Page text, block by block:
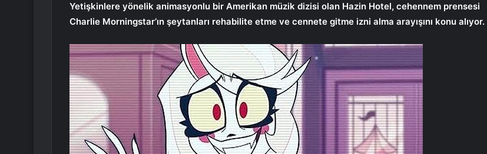
Yetişkinlere yönelik animasyonlu bir Amerikan müzik dizisi olan Hazin Hotel, cehennem prensesi
Charlie Morningstar’ın şeytanları rehabilite etme ve cennete gitme izni alma arayışını konu alıyor.